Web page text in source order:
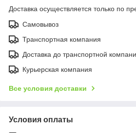
Доставка осуществляется только по
Самовывоз
Транспортная компания
Доставка до транспортной
Курьерская компания
Все условия доставки
Условия оплаты